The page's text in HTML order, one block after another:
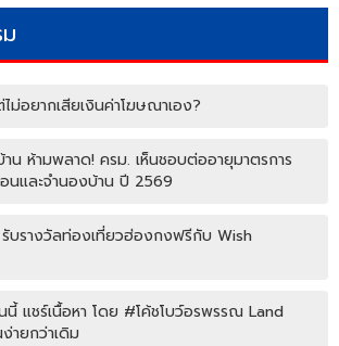
ม่อยากเสียเงินค่าโฆษณาเอง?
น ห้ามพลาด! ครม. เห็นชอบต่ออายุมาตรการ
นและจำนองบ้าน ปี 2569
รับรางวัลท่องเที่ยวฮ่องกงฟรีกับ Wish
แชร์เนื้อหา โดย #โค้ชโบว์อรพรรณ Land
ายกว่าเดิม